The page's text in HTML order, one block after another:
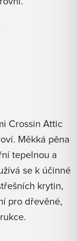
Crossin Attic
Měkká pěna
tepelnou a
se k účinné
krytin,
pro dřevěné,